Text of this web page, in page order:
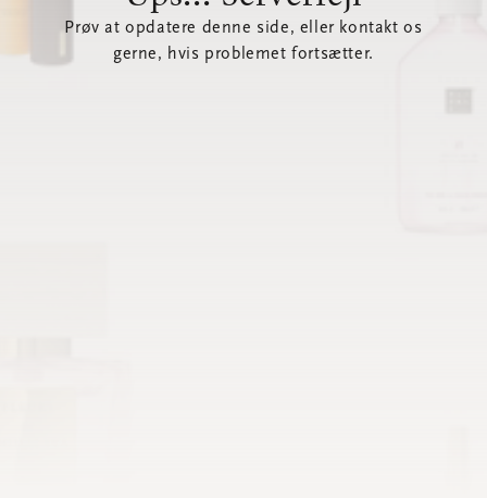
Prøv at opdatere denne side, eller kontakt os
gerne, hvis problemet fortsætter.